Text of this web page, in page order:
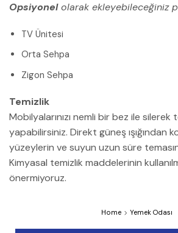
Opsiyonelolarak ekleyebileceğiniz
TV Ünitesi
Orta Sehpa
Zigon Sehpa
Temizlik
Mobilyalarınızı nemli bir bez ile silerek
yapabilirsiniz. Direkt güneş ışığından
yüzeylerin ve suyun uzun süre
Kimyasal temizlik maddelerinin
önermiyoruz.
Home Yemek Odası